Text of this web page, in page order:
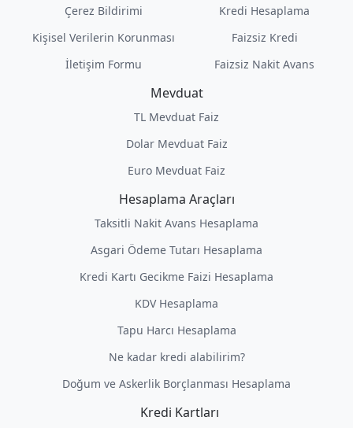
Çerez Bildirimi
Kişisel Verilerin Korunması
İletişim Formu
Kredi Hesaplama
Faizsiz Kredi
Faizsiz Nakit Avans
Mevduat
TL Mevduat Faiz
Dolar Mevduat Faiz
Euro Mevduat Faiz
Hesaplama Araçları
Taksitli Nakit Avans Hesaplama
Asgari Ödeme Tutarı Hesaplama
Kredi Kartı Gecikme Faizi Hesaplama
KDV Hesaplama
Tapu Harcı Hesaplama
Ne kadar kredi alabilirim?
Doğum ve Askerlik Borçlanması Hesaplama
Kredi Kartları